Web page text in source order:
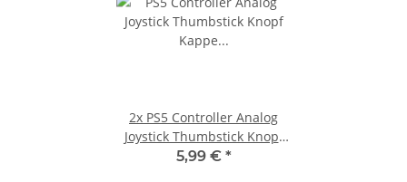
2x PS5 Controller Analog
Joystick Thumbstick Knopf
Kappe für Sony PlayStation
5,99 € *